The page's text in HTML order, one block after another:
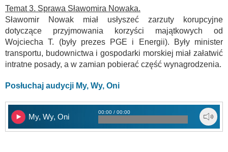
Temat 3. Sprawa Sławomira Nowaka.
Sławomir Nowak miał usłyszeć zarzuty korupcyjne
dotyczące przyjmowania korzyści majątkowych od
Wojciecha T. (były prezes PGE i Energii). Były minister
transportu, budownictwa i gospodarki morskiej miał załatwić
intratne posady, a w zamian pobierać część wynagrodzenia.
Posłuchaj audycji My, Wy, Oni
My, Wy, Oni
00:00 / 00:00